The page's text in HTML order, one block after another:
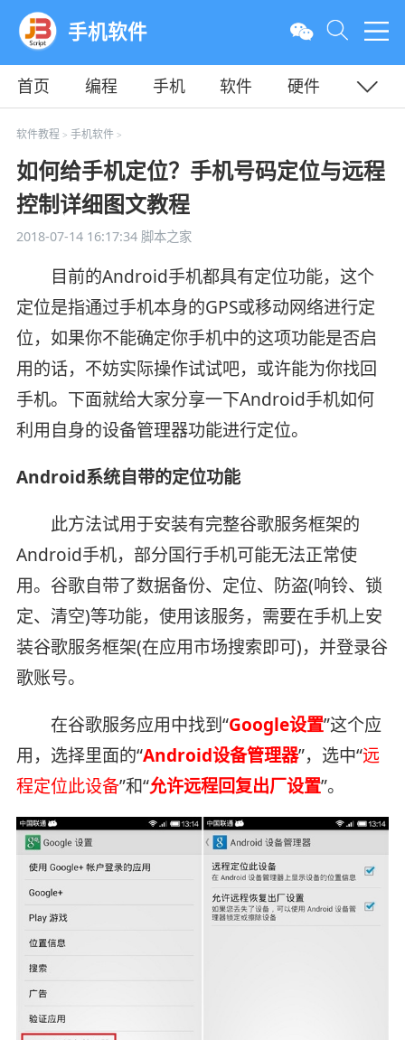
手机软件
首页 编程 手机 软件
硬件
教程
平面
软件教程 > 手机软件>
如何给手机定位？手机号码定位与远程
控制详细图文教程
2018-07-14 16:17:34脚本之家
目前的Android手机都具有定位功能，这个
定位是指通过手机本身的GPS或移动网络进行定
位，如果你不能确定你手机中的这项功能是否启
用的话，不妨实际操作试试吧，或许能为你找回
手机。下面就给大家分享一下Android手机如何
利用自身的设备管理器功能进行定位。
Android系统自带的定位功能
此方法试用于安装有完整谷歌服务框架的
Android手机，部分国行手机可能无法正常使
用。谷歌自带了数据备份、定位、防盗(响铃、锁
定、清空)等功能，使用该服务，需要在手机上安
装谷歌服务框架(在应用市场搜索即可)，并登录谷
歌账号。
在谷歌服务应用中找到“Google设置”这个应
用，选择里面的“Android设备管理器”，选中“远
程定位此设备”和“允许远程回复出厂设置”。